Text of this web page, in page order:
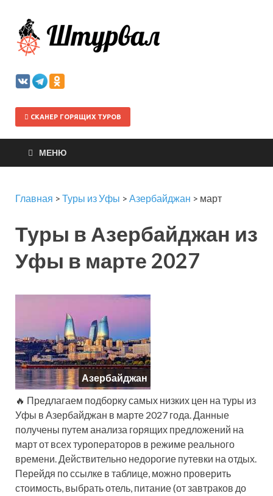
СКАНЕР ГОРЯЩИХ ТУРОВ
МЕНЮ
Главная > Туры из Уфы > Азербайджан > март
Туры в Азербайджан из
Уфы в марте 2027
Азербайджан
🔥 Предлагаем подборку самых низких цен на туры из
Уфы в Азербайджан в марте 2027 года. Данные
получены путем анализа горящих предложений на
март от всех туроператоров в режиме реального
времени. Действительно недорогие путевки на отдых.
Перейдя по ссылке в таблице, можно проверить
стоимость, выбрать отель, питание (от завтраков до